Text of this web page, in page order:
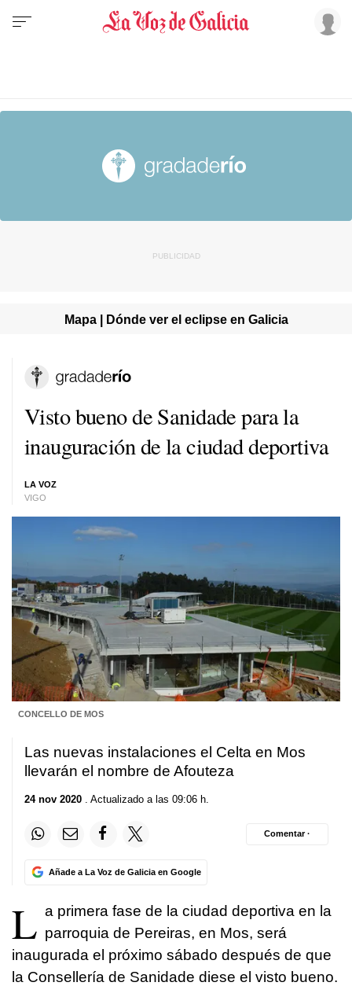
Mapa | Dónde ver el eclipse en Galicia
Visto bueno de Sanidade para la
inauguración de la ciudad deportiva
LA VOZ
VIGO
CONCELLO DE MOS
Las nuevas instalaciones el Celta en Mos
llevarán el nombre de Afouteza
24 nov 2020 . Actualizado a las 09:06 h.
Añade a La Voz de Galicia en Google
Comentar ·
L a primera fase de la ciudad deportiva en la
parroquia de Pereiras, en Mos, será
inaugurada el próximo sábado después de que
la Consellería de Sanidade diese el visto bueno.